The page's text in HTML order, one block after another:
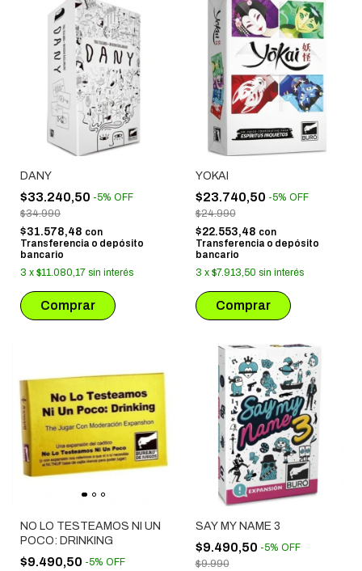
DANY
$33.240,50 -5% OFF
$34.990
$31.578,48 con
Transferencia o depósito
bancario
3 x $11.080,17 sin interés
YOKAI
$23.740,50 -5% OFF
$24.990
$22.553,48 con
Transferencia o depósito
bancario
3 x $7.913,50 sin interés
NO LO TESTEAMOS NI UN
POCO: DRINKING
$9.490,50 -5% OFF
SAY MY NAME 3
$9.490,50 -5% OFF
$9.990